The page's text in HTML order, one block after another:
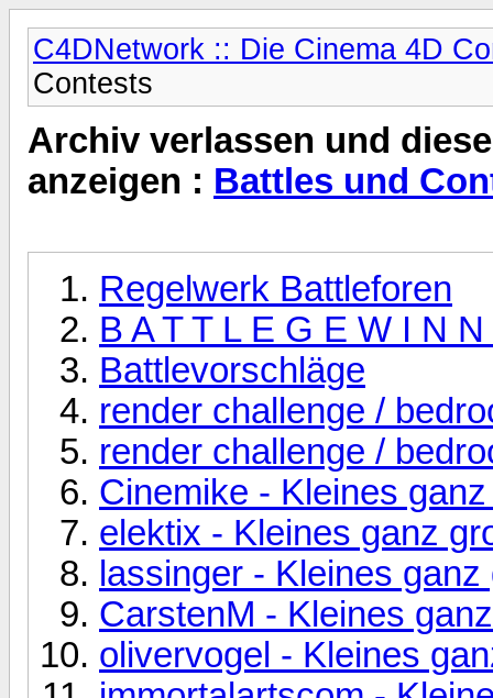
C4DNetwork :: Die Cinema 4D
Contests
Archiv verlassen und
anzeigen : Battles und
Regelwerk Battleforen
B A T T L E G E W I N
Battlevorschläge
render challenge /
render challenge /
Cinemike - Kleines
elektix - Kleines ganz
lassinger - Kleines ganz
CarstenM - Kleines
olivervogel - Kleines